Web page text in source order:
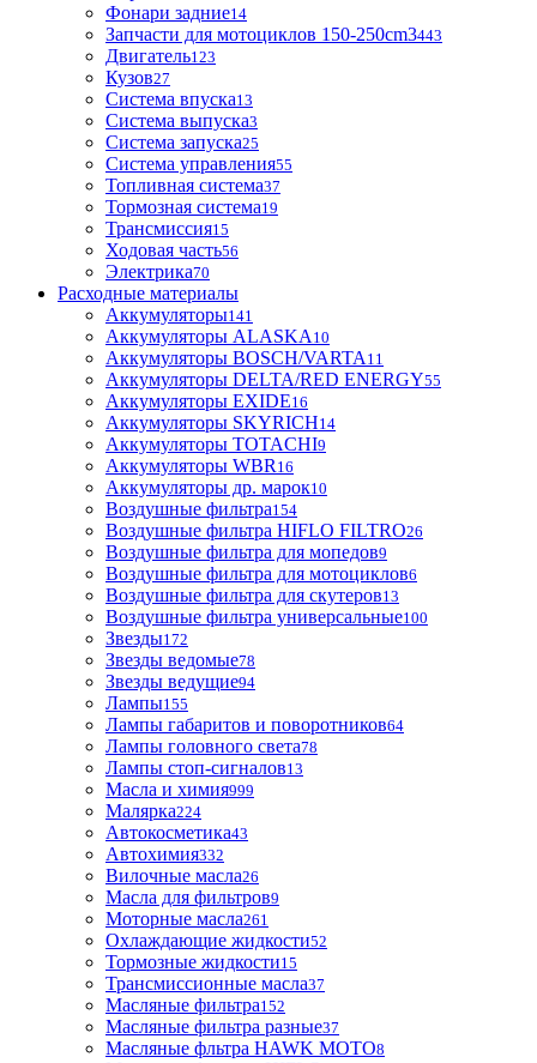
Фонари задние14
Запчасти для мотоциклов 150-250cm3443
Двигатель123
Кузов27
Система впуска13
Система выпуска3
Система запуска25
Система управления55
Топливная система37
Тормозная система19
Трансмиссия15
Ходовая часть56
Электрика70
Расходные материалы
Аккумуляторы141
Аккумуляторы ALASKA 10
Аккумуляторы BOSCH/VARTA 11
Аккумуляторы DELTA/RED ENERGY55
Аккумуляторы EXIDE16
Аккумуляторы SKYRICH14
Аккумуляторы TOTACHI9
Аккумуляторы WBR 16
Аккумуляторы др. марок10
Воздушные фильтра154
Воздушные фильтра HIFLO FILTRO26
Воздушные фильтра для мопедов9
Воздушные фильтра для мотоциклов6
Воздушные фильтра для скутеров13
Воздушные фильтра универсальные100
Звезды172
Звезды ведомые78
Звезды ведущие94
Лампы155
Лампы габаритов и поворотников64
Лампы головного света78
Лампы стоп-сигналов13
Масла и химия999
Малярка224
Автокосметика43
Автохимия332
Вилочные масла26
Масла для фильтров9
Моторные масла261
Охлаждающие жидкости52
Тормозные жидкости15
Трансмиссионные масла37
Масляные фильтра152
Масляные фильтра разные37
Масляные фльтра HAWK MOTO8